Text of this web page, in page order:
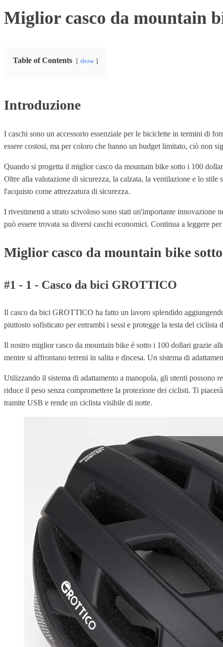
Miglior casco da mountain
Table of Contents show
Introduzione
I caschi sono un accessorio essenziale per le biciclette in termini di
essere costosi, ma per coloro che hanno un budget limitato, ciò non
Quando si progetta il miglior casco da mountain bike sotto i 100
Oltre alla valutazione di sicurezza, la calzata, la ventilazione e lo stile
l'acquisto come attrezzatura di sicurezza.
I rivestimenti a strato scivoloso sono stati un'importante innovazione
può essere trovata su diversi caschi economici. Continua a leggere
Miglior casco da mountain bike
#1 - 1 - Casco da bici GROTTICO
Il casco da bici GROTTICO ha fatto un lavoro splendido
piuttosto sofisticato per entrambi i sessi e protegge la testa del
Il nostro miglior casco da mountain bike è sotto i 100 dollari grazie
mentre si affrontano terreni in salita e discesa. Un sistema di
Utilizzando il sistema di adattamento a manopola, gli utenti possono
riduce il peso senza compromettere la protezione dei ciclisti. Ti
tramite USB e rende un ciclista visibile di notte.